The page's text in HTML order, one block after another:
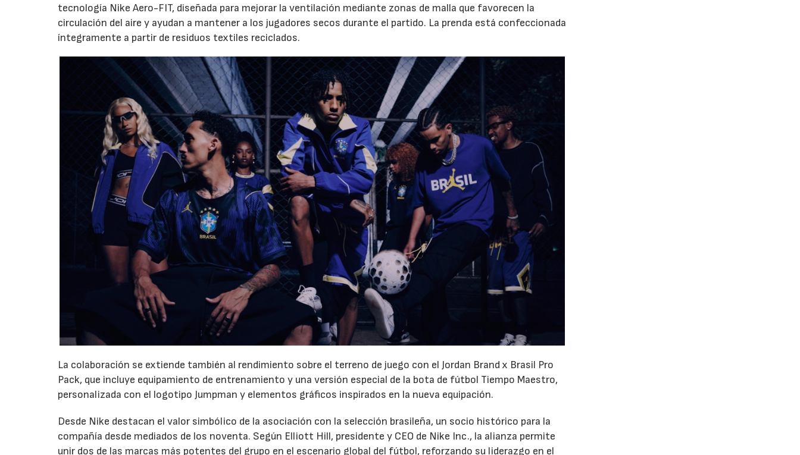
tecnología Nike Aero-FIT, diseñada para mejorar la ventilación mediante zonas de malla que favorecen la
circulación del aire y ayudan a mantener a los jugadores secos durante el partido. La prenda está confeccionada
íntegramente a partir de residuos textiles reciclados.
La colaboración se extiende también al rendimiento sobre el terreno de juego con el Jordan Brand x Brasil Pro
Pack, que incluye equipamiento de entrenamiento y una versión especial de la bota de fútbol Tiempo Maestro,
personalizada con el logotipo Jumpman y elementos gráficos inspirados en la nueva equipación.
Desde Nike destacan el valor simbólico de la asociación con la selección brasileña, un socio histórico para la
compañía desde mediados de los noventa. Según Elliott Hill, presidente y CEO de Nike Inc., la alianza permite
unir dos de las marcas más potentes del grupo en el escenario global del fútbol, reforzando su liderazgo en el